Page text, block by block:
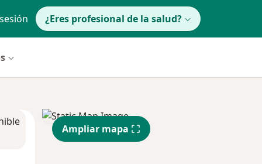
¿Eres profesional de la salud?
Ampliar mapa